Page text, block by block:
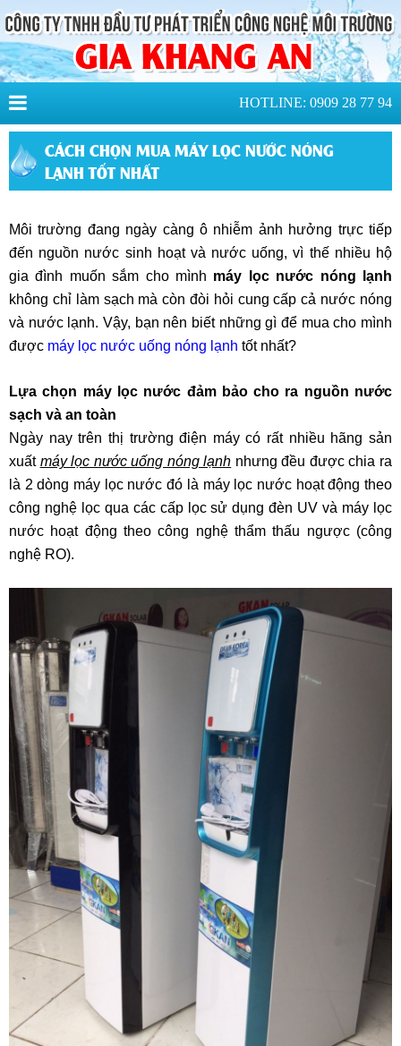
HOTLINE: 0909 28 77 94
CÁCH CHỌN MUA MÁY LỌC NƯỚC NÓNG
LẠNH TỐT NHẤT
Môi trường đang ngày càng ô nhiễm ảnh hưởng trực tiếp
đến nguồn nước sinh hoạt và nước uống, vì thế nhiều hộ
gia đình muốn sắm cho mình máy lọc nước nóng lạnh
không chỉ làm sạch mà còn đòi hỏi cung cấp cả nước nóng
và nước lạnh. Vậy, bạn nên biết những gì để mua cho mình
được máy lọc nước uống nóng lạnh tốt nhất?
Lựa chọn máy lọc nước đảm bảo cho ra nguồn nước
sạch và an toàn
Ngày nay trên thị trường điện máy có rất nhiều hãng sản
xuất máy lọc nước uống nóng lạnh nhưng đều được chia ra
là 2 dòng máy lọc nước đó là máy lọc nước hoạt động theo
công nghệ lọc qua các cấp lọc sử dụng đèn UV và máy lọc
nước hoạt động theo công nghệ thẩm thấu ngược (công
nghệ RO).